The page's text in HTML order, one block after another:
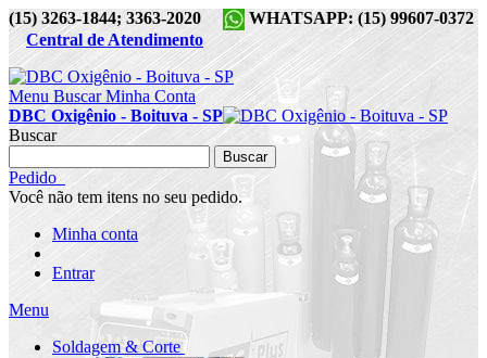
(15) 3263-1844; 3363-2020
WHATSAPP: (15) 99607-0372
Central de Atendimento
Menu Buscar Minha Conta
DBC Oxigênio - Boituva - SP
Buscar
Buscar
Pedido
Você não tem itens no seu pedido.
Minha conta
Entrar
Menu
Soldagem & Corte